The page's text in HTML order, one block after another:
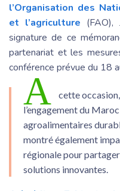
l’Organisation des
et l’agriculture (FAO),
signature de ce
partenariat et les
conférence prévue du 18
A
cette
l’engagement du
agroalimentaires
montré également
régionale pour
solutions innovantes.